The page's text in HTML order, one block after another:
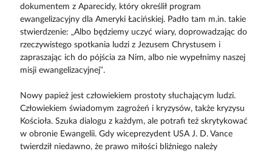
dokumentem z Aparecidy, który określił program
ewangelizacyjny dla Ameryki Łacińskiej. Padło tam m.in. takie
stwierdzenie: „Albo będziemy uczyć wiary, doprowadzając do
rzeczywistego spotkania ludzi z Jezusem Chrystusem i
zapraszając ich do pójścia za Nim, albo nie wypełnimy naszej
misji ewangelizacyjnej”.
Nowy papież jest człowiekiem prostoty słuchającym ludzi.
Człowiekiem świadomym zagrożeń i kryzysów, także kryzysu
Kościoła. Szuka dialogu z każdym, ale potrafi też skrytykować
w obronie Ewangelii. Gdy wiceprezydent USA J. D. Vance
twierdził niedawno, że prawo miłości bliźniego należy